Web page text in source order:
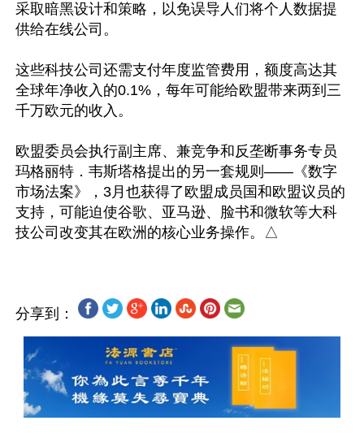
采取暗黑设计和策略，以免误导人们将个人数据提
供给在线公司。
这些科技公司还需支付年度监管费用，额度高达其
全球年净收入的0.1%，每年可能给欧盟带来两到三
千万欧元的收入。
欧盟委员会执行副主席、兼竞争和反垄断事务专员
玛格丽特．韦斯塔格提出的另一套规则——《数字
市场法案》，3月也获得了欧盟成员国和欧盟议员的
支持，可能迫使谷歌、亚马逊、脸书和微软等大科
分享到：